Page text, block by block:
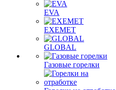
EVA
EXEMET
GLOBAL
Газовые горелки